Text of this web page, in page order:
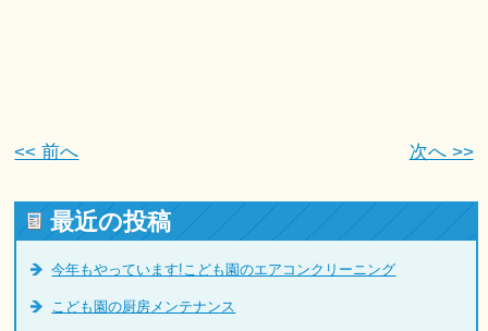
<< 前へ 次へ >>
最近の投稿
今年もやっています!こども園のエアコンクリーニング
こども園の厨房メンテナンス